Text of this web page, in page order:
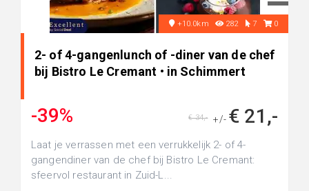
+10.0km 282 7 0
2- of 4-gangenlunch of -diner van de chef
bij Bistro Le Cremant • in Schimmert
-39% +/- € 21,-
€ 34,-
Laat je verrassen met een verrukkelijk 2- of 4-
gangendiner van de chef bij Bistro Le Cremant:
sfeervol restaurant in Zuid-L...